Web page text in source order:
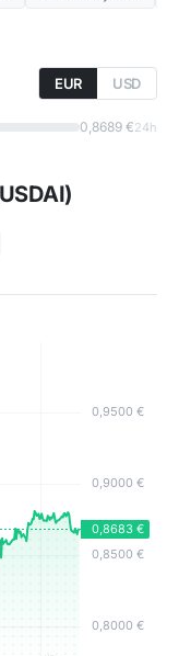
EUR USD
0,8689 €24h